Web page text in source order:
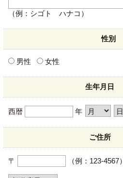
（例：シゴト ハナコ）
性別
男性 女性
生年月日
西暦 年
ご住所
〒 （例：123-4567）